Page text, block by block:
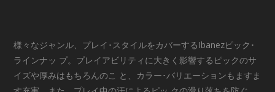
様々なジャンル、プレイ･スタイルをカバーするIbanezピック･
ラインナッ プ。プレイアビリティに大きく影響するピックのサ
イズや厚みはもちろんのこ と、カラー･バリエーションもますま